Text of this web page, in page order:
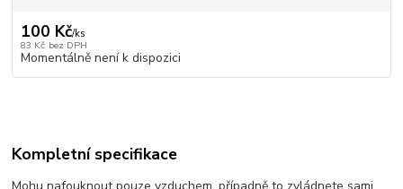
100 Kč/ks
83 Kč bez DPH
Momentálně není k dispozici
Kompletní specifikace